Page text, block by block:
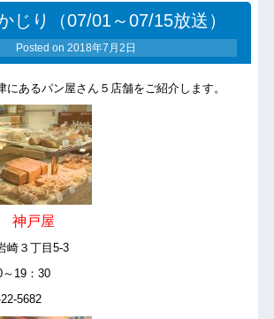
じり（07/01～07/15放送）
Posted on 2018年7月2日
にあるパン屋さん５店舗をご紹介します。
神戸屋
３丁目5-3
19：30
5682